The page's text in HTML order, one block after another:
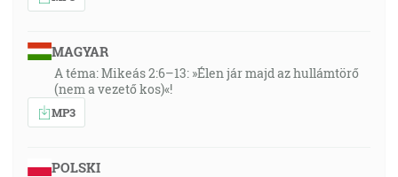
MAGYAR
A téma: Mikeás 2:6–13: »Élen jár majd az hullámtörő
(nem a vezető kos)«!
MP3
POLSKI